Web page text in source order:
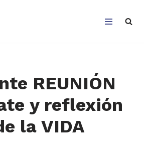
REUNIÓN
y reflexión
la VIDA